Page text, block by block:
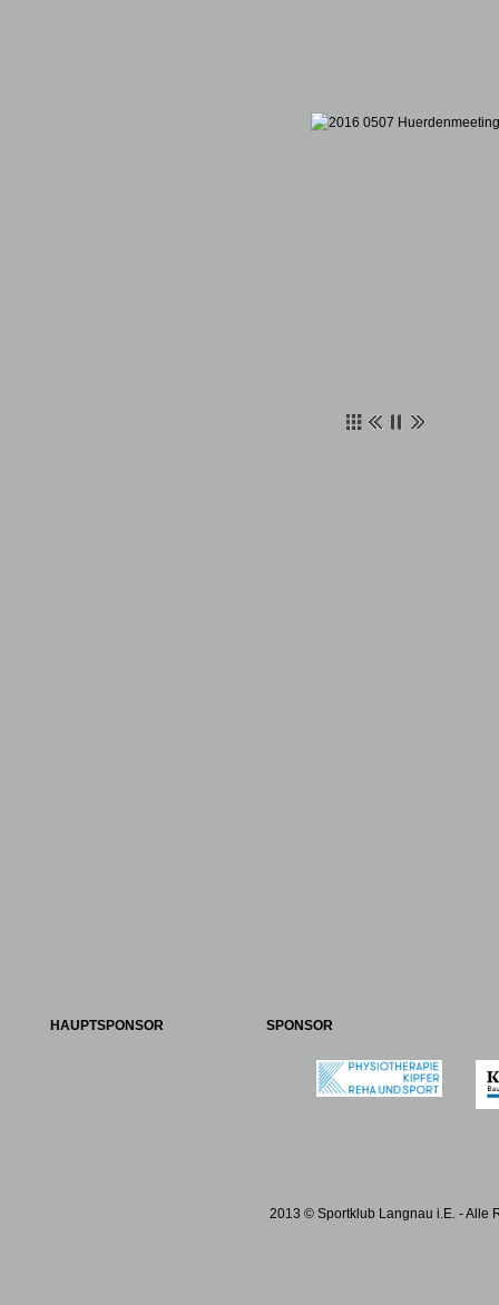
HAUPTSPONSOR SPONSOR
2013 © Sportklub Langnau i.E. - Alle